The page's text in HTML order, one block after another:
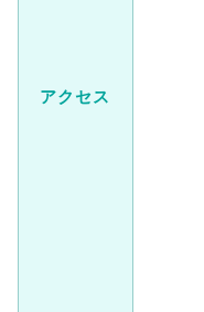
アクセス